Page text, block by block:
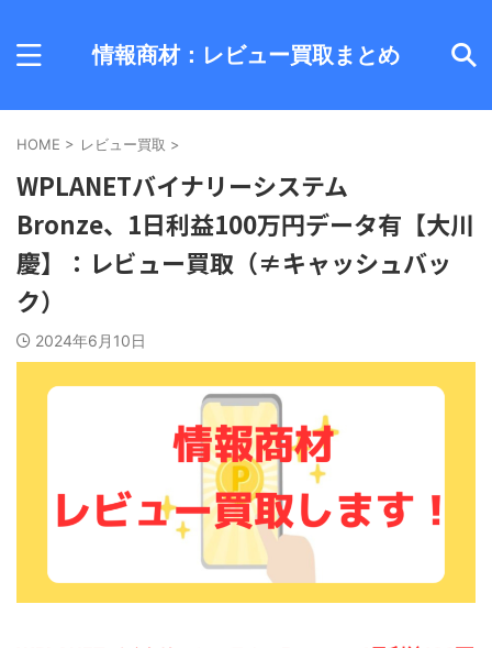
情報商材：レビュー買取まとめ
HOME > レビュー買取 >
WPLANETバイナリーシステム
Bronze、1日利益100万円データ有【大川
慶】：レビュー買取（≠キャッシュバッ
ク）
2024年6月10日